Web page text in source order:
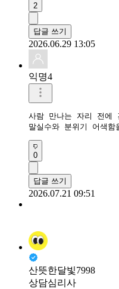
2
답글 쓰기
2026.06.29 13:05
익명4
사람 만나는 자리 전에
말실수와 분위기 어색
0
답글 쓰기
2026.07.21 09:51
산뜻한달빛7998
상담심리사